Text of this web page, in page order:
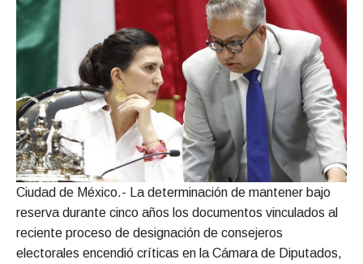
Ciudad de México.- La determinación de mantener bajo
reserva durante cinco años los documentos vinculados al
reciente proceso de designación de consejeros
electorales encendió críticas en la Cámara de Diputados,